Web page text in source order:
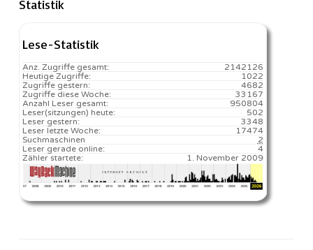
Statistik
Lese-Statistik
2142126
Anz. Zugriffe gesamt:
1022
Heutige Zugriffe:
4682
Zugriffe gestern:
33167
Zugriffe diese Woche:
950804
Anzahl Leser gesamt:
502️
Leser(sitzungen) heute:
3348
Leser gestern:
17474️
Leser letzte Woche:
2
Suchmaschinen
4
Leser gerade online:
1. November 2009
Zähler startete: